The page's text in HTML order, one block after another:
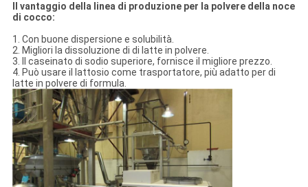
Il vantaggio della linea di produzione per la polvere della noce
di cocco:
1. Con buone dispersione e solubilità.
2. Migliori la dissoluzione di di latte in polvere.
3. Il caseinato di sodio superiore, fornisce il migliore prezzo.
4. Può usare il lattosio come trasportatore, più adatto per di
latte in polvere di formula.